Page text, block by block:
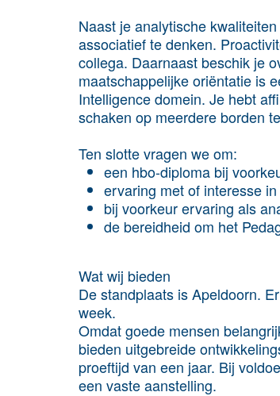
Naast je analytische
associatief te denken.
collega. Daarnaast beschik je
maatschappelijke oriëntatie is
Intelligence domein. Je hebt
schaken op meerdere borden
Ten slotte vragen we om:
een hbo-diploma bij
ervaring met of interesse
bij voorkeur ervaring als
de bereidheid om het
Wat wij bieden
De standplaats is Apeldoorn.
week.
Omdat goede mensen
bieden uitgebreide
proeftijd van een jaar. Bij
een vaste aanstelling.